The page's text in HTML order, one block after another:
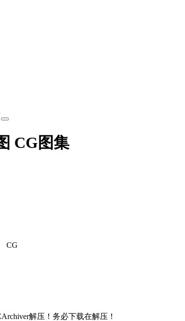
CG图集
CG
解压！务必下载在解压！